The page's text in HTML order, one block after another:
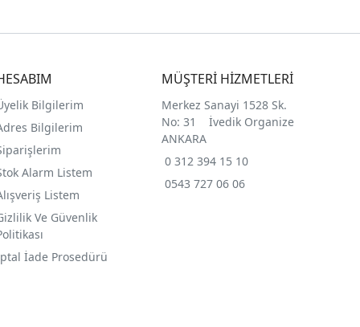
Bilgilerim
Bilgilerim
Alarm Listem
Listem
Ve Güvenlik
İade Prosedürü
MÜŞTERİ HİZMETLERİ
Merkez Sanayi 1528 Sk.
No: 31 İvedik Organize
ANKARA
0 312 394 15 10
0543 727 06 06